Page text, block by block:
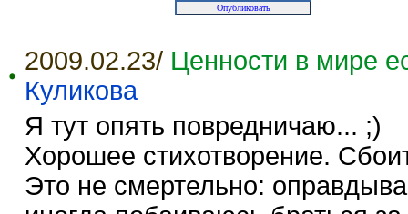
2009.02.23/ Ценности в мире
Куликова
Я тут опять повредничаю... ;)
Хорошее стихотворение.
Это не смертельно: